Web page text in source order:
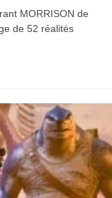
MORRISON de
de 52 réalités